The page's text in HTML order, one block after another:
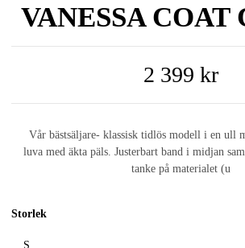
VANESSA COAT
2 399 kr
Vår bästsäljare- klassisk tidlös modell i en ull
luva med äkta päls. Justerbart band i midjan
tanke på materialet (u
Storlek